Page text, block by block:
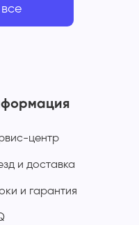
центр
и доставка
и гарантия